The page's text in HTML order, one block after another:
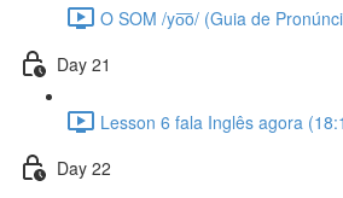
O SOM /yo͞o/ (Guia de
Day 21
Lesson 6 fala Inglês agora
Day 22